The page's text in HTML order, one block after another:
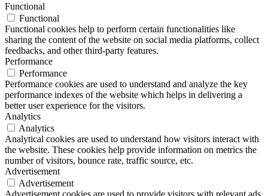
Functional
Functional
Functional cookies help to perform certain functionalities like
sharing the content of the website on social media platforms, collect
feedbacks, and other third-party features.
Performance
Performance
Performance cookies are used to understand and analyze the key
performance indexes of the website which helps in delivering a
better user experience for the visitors.
Analytics
Analytics
Analytical cookies are used to understand how visitors interact with
the website. These cookies help provide information on metrics the
number of visitors, bounce rate, traffic source, etc.
Advertisement
Advertisement